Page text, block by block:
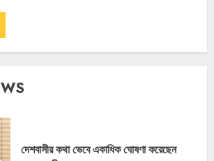
দেশবাসীর কথা ভেবে একাধিক ঘোষণা করেছেন